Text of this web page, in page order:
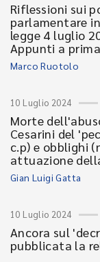
Riflessioni sui
parlamentare
legge 4 luglio
Appunti a
Marco Ruotolo
10 Luglio 2024
Morte
Cesarini del
c.p) e obblighi
attuazione
Gian Luigi Gatta
10 Luglio 2024
Ancora sul
pubblicata la